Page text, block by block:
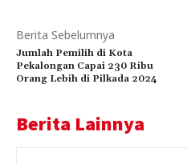
Berita Sebelumnya
Jumlah Pemilih di Kota
Pekalongan Capai 230 Ribu
Orang Lebih di Pilkada 2024
Berita Lainnya